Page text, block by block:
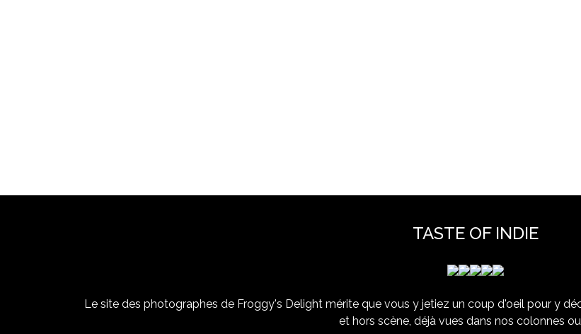
TASTE OF INDIE
Le site des photographes de Froggy's Delight mérite que vous y jetiez un coup d'oeil pour y
et hors scène, déjà vues dans nos colonnes ou